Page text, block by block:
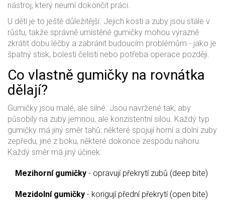
nástroj, který neumí dokončit práci.
U dětí je to ještě důležitější. Jejich kosti a zuby jsou stále v
růstu, takže správně umístěné gumičky mohou výrazně
zkrátit dobu léčby a zabránit budoucím problémům - jako je
špatný stisk, bolesti čelisti nebo potřeba operace později.
Co vlastně gumičky na rovnátka
dělají?
Gumičky jsou malé, ale silné. Jsou navržené tak, aby
působily na zuby jemnou, ale konzistentní silou. Každý typ
gumičky má jiný směr tahů: některé spojují horní a dolní zuby
zepředu, jiné z boku, některé dokonce zespodu nahoru.
Každý směr má jiný účinek:
Mezihorní gumičky - opravují překrytí zubů (deep bite)
Mezidolní gumičky - korigují přední překrytí (open bite)